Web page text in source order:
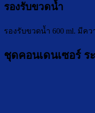
รองรับขวดน้ำ
รองรับขวดน้ำ 600 ml. มีคว
ชุดคอนเดนเซอร์ ร